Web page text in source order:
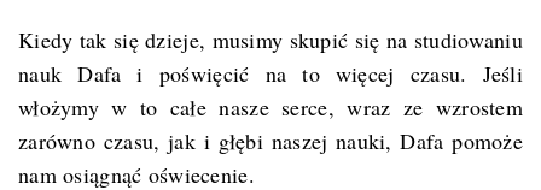
Kiedy tak się dzieje, musimy skupić się na studiowaniu
nauk Dafa i poświęcić na to więcej czasu. Jeśli
włożymy w to całe nasze serce, wraz ze wzrostem
zarówno czasu, jak i głębi naszej nauki, Dafa pomoże
nam osiągnąć oświecenie.